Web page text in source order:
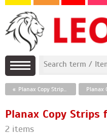
Planax Copy Strips for Copybinder
Planax Copy Strips
2 items